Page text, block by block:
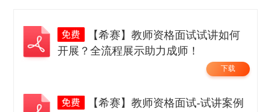
【希赛】教师资格面试试讲如何
开展？全流程展示助力成师！
下载
【希赛】教师资格面试-试讲案例